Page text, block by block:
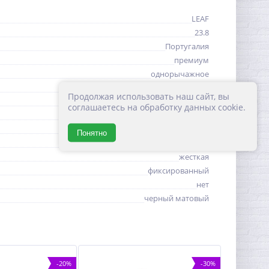
LEAF
23.8
Португалия
премиум
однорычажное
керамический картридж
бытовая
жесткая
фиксированный
нет
черный матовый
-20% -30%
Продолжая использовать наш сайт, вы
соглашаетесь на обработку данных cookie.
Понятно